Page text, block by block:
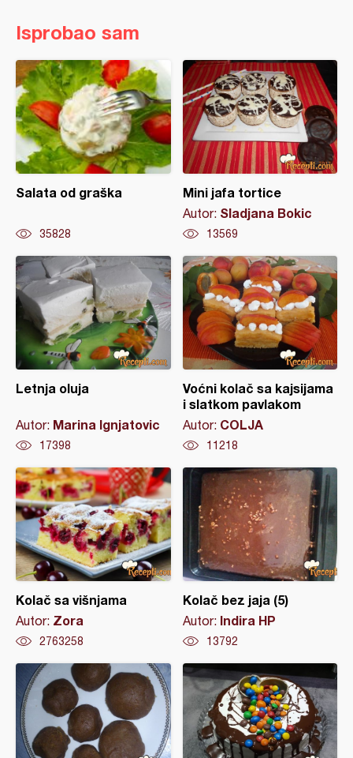
Isprobao sam
Salata od graška
35828
Mini jafa tortice
Autor: Sladjana Bokic
13569
Letnja oluja
Autor: Marina Ignjatovic
17398
Voćni kolač sa kajsijama
i slatkom pavlakom
Autor: COLJA
11218
Kolač sa višnjama
Autor: Zora
2763258
Kolač bez jaja (5)
Autor: Indira HP
13792